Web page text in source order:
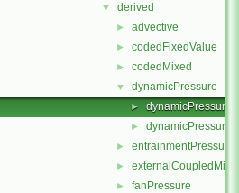
▼ derived
► advective
► codedFixedValue
► codedMixed
▼ dynamicPressure
►
►
► entrainmentPressure
► externalCoupledMixed
► fanPressure